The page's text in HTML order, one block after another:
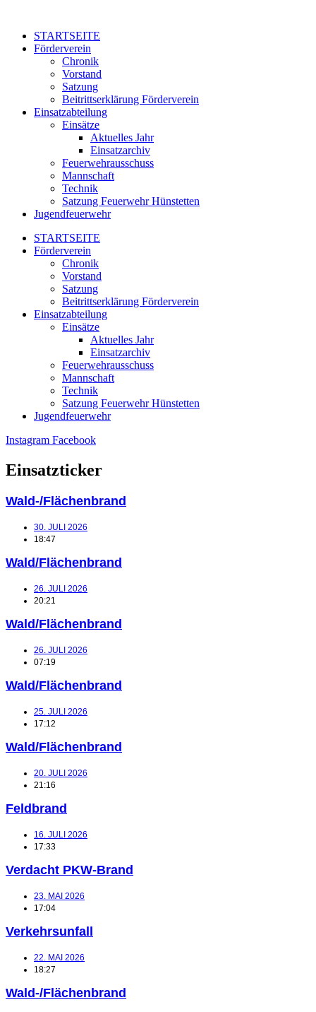
springenSTARTSEITE
Förderverein
Chronik
Vorstand
Satzung
Beitrittserklärung Förderverein
Einsatzabteilung
Einsätze
Aktuelles Jahr
Einsatzarchiv
Feuerwehrausschuss
Mannschaft
Technik
Satzung Feuerwehr Hünstetten
Jugendfeuerwehr
STARTSEITE
Förderverein
Chronik
Vorstand
Satzung
Beitrittserklärung Förderverein
Einsatzabteilung
Einsätze
Aktuelles Jahr
Einsatzarchiv
Feuerwehrausschuss
Mannschaft
Technik
Satzung Feuerwehr Hünstetten
Jugendfeuerwehr
Instagram Facebook
Einsatzticker
Wald-/Flächenbrand
30. JULI 2026
18:47
Wald/Flächenbrand
26. JULI 2026
20:21
Wald/Flächenbrand
26. JULI 2026
07:19
Wald/Flächenbrand
25. JULI 2026
17:12
Wald/Flächenbrand
20. JULI 2026
21:16
Feldbrand
16. JULI 2026
17:33
Verdacht PKW-Brand
23. MAI 2026
17:04
Verkehrsunfall
22. MAI 2026
18:27
Wald-/Flächenbrand